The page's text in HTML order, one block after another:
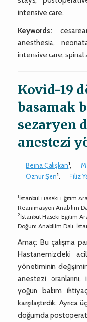
intensive care.
Keywords:
anesthesia,
intensive care, spinal
Kovid-19
basamak
sezaryen
anestezi
Berna Çalışkan1,
Öznur Şen1, Filiz
1İstanbul Haseki Eğitim
Reanimasyon Anabilim
2İstanbul Haseki Eğitim
Doğum Anabilim Dalı,
Amaç: Bu çalışma
Hastanemizdeki
yönetiminin
anestezi
yoğun bakım
karşılaştırdık.
doğumda